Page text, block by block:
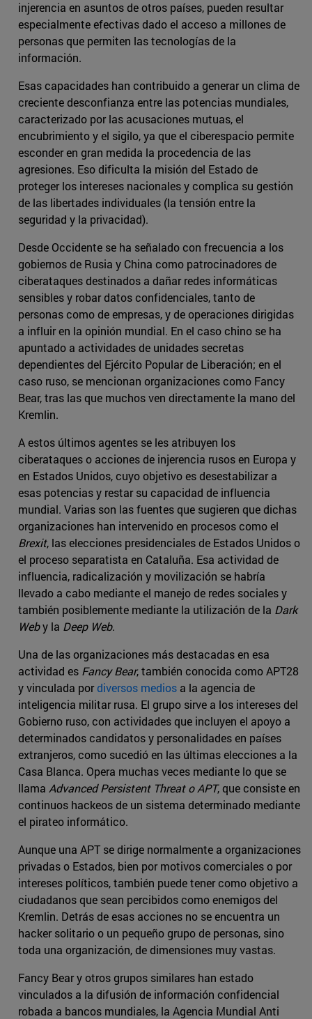
injerencia en asuntos de otros países, pueden resultar
especialmente efectivas dado el acceso a millones de
personas que permiten las tecnologías de la
información.
Esas capacidades han contribuido a generar un clima de
creciente desconfianza entre las potencias mundiales,
caracterizado por las acusaciones mutuas, el
encubrimiento y el sigilo, ya que el ciberespacio permite
esconder en gran medida la procedencia de las
agresiones. Eso dificulta la misión del Estado de
proteger los intereses nacionales y complica su gestión
de las libertades individuales (la tensión entre la
seguridad y la privacidad).
Desde Occidente se ha señalado con frecuencia a los
gobiernos de Rusia y China como patrocinadores de
ciberataques destinados a dañar redes informáticas
sensibles y robar datos confidenciales, tanto de
personas como de empresas, y de operaciones dirigidas
a influir en la opinión mundial. En el caso chino se ha
apuntado a actividades de unidades secretas
dependientes del Ejército Popular de Liberación; en el
caso ruso, se mencionan organizaciones como Fancy
Bear, tras las que muchos ven directamente la mano del
Kremlin.
A estos últimos agentes se les atribuyen los
ciberataques o acciones de injerencia rusos en Europa y
en Estados Unidos, cuyo objetivo es desestabilizar a
esas potencias y restar su capacidad de influencia
mundial. Varias son las fuentes que sugieren que dichas
organizaciones han intervenido en procesos como el
Brexit, las elecciones presidenciales de Estados Unidos o
el proceso separatista en Cataluña. Esa actividad de
influencia, radicalización y movilización se habría
llevado a cabo mediante el manejo de redes sociales y
también posiblemente mediante la utilización de la Dark
Weby la Deep Web.
Una de las organizaciones más destacadas en esa
actividad es Fancy Bear, también conocida como APT28
y vinculada pordiversos medios a la agencia de
inteligencia militar rusa. El grupo sirve a los intereses del
Gobierno ruso, con actividades que incluyen el apoyo a
determinados candidatos y personalidades en países
extranjeros, como sucedió en las últimas elecciones a la
Casa Blanca. Opera muchas veces mediante lo que se
llama Advanced Persistent Threat o APT, que consiste en
continuos hackeos de un sistema determinado mediante
el pirateo informático.
Aunque una APT se dirige normalmente a organizaciones
privadas o Estados, bien por motivos comerciales o por
intereses políticos, también puede tener como objetivo a
ciudadanos que sean percibidos como enemigos del
Kremlin. Detrás de esas acciones no se encuentra un
hacker solitario o un pequeño grupo de personas, sino
toda una organización, de dimensiones muy vastas.
Fancy Bear y otros grupos similares han estado
vinculados a la difusión de información confidencial
robada a bancos mundiales, la Agencia Mundial Anti